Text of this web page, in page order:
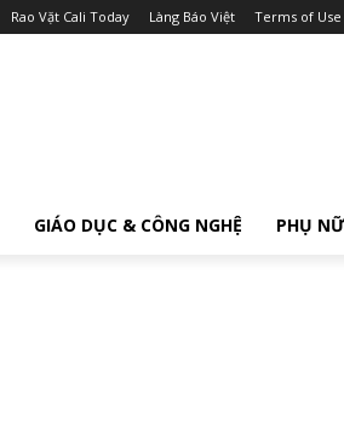
Rao Vặt Cali Today Làng Báo Việt Terms of Use
GIÁO DỤC & CÔNG NGHỆ PHỤ NỮ